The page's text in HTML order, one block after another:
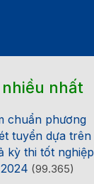
nhiều nhất
chuẩn phương
tuyển dựa trên
kỳ thi tốt nghiệp
(99.365)